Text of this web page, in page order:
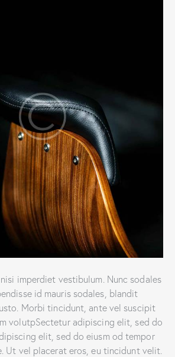
imperdiet vestibulum. Nunc sodales
id mauris sodales, blandit
Morbi tincidunt, ante vel suscipit
volutpSectetur adipiscing elit, sed do
elit, sed do eiusm od tempor
Ut vel placerat eros, eu tincidunt velit.